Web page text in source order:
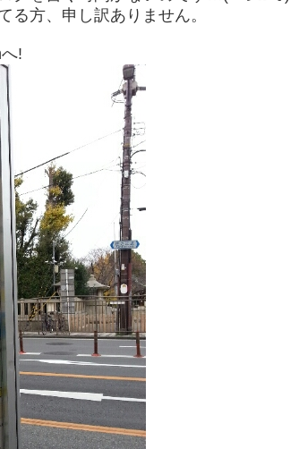
る方、申し訳ありません。
!